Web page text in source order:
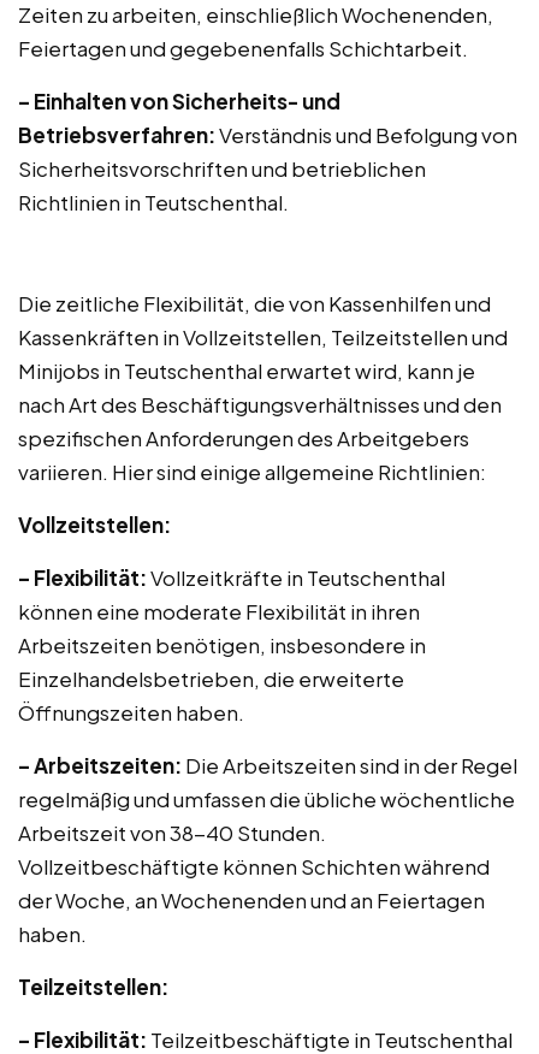
Zeiten zu arbeiten, einschließlich Wochenenden,
Feiertagen und gegebenenfalls Schichtarbeit.
– Einhalten von Sicherheits- und
Betriebsverfahren:Verständnis und Befolgung von
Sicherheitsvorschriften und betrieblichen
Richtlinien in Teutschenthal.
Die zeitliche Flexibilität, die von Kassenhilfen und
Kassenkräften in Vollzeitstellen, Teilzeitstellen und
Minijobs in Teutschenthal erwartet wird, kann je
nach Art des Beschäftigungsverhältnisses und den
spezifischen Anforderungen des Arbeitgebers
variieren. Hier sind einige allgemeine Richtlinien:
Vollzeitstellen:
– Flexibilität:Vollzeitkräfte in Teutschenthal
können eine moderate Flexibilität in ihren
Arbeitszeiten benötigen, insbesondere in
Einzelhandelsbetrieben, die erweiterte
Öffnungszeiten haben.
– Arbeitszeiten: Die Arbeitszeiten sind in der Regel
regelmäßig und umfassen die übliche wöchentliche
Arbeitszeit von 38-40 Stunden.
Vollzeitbeschäftigte können Schichten während
der Woche, an Wochenenden und an Feiertagen
haben.
Teilzeitstellen:
– Flexibilität: Teilzeitbeschäftigte in Teutschenthal